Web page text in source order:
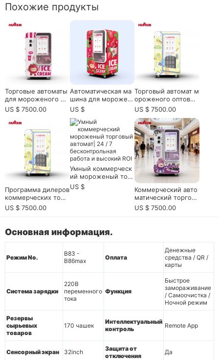
Похожие продукты
Торговые автоматы
для мороженого дл
я европейских опер
аторов и дистрибью
торов
US $ 7500.00
Автоматическая ма
шина для морожен
ого для коммерчес
кого бизнеса с высо
ким трафиком
US $
Торговый автомат м
ороженого оптовой
продажи для оптов
ых покупателей и о
ператоров мягкого
сервиса на несколь
ких площадках
US $ 7500.00
Программа дилеров
коммерческих торг
овых автоматов мо
роженого для евро
торов оборудовани
я, торговых компан
ий и местных партн
еров по обслужива
нию
US $ 7500.00
Умный коммерческ
ий мороженый торг
овый автомат| 24 /
7 бесконтрольная р
US $
Коммерческий авто
матический торгов
ый автомат мороже
ного мягкого серви
US $ 7500.00
Основная информация.
Режим No.
B83 -
B86max
Оплата
Денежные
средства / QR /
карты
Система зарядки
220В
переменного
тока
Функция
Быстрое
замораживание
/ Самоочистка /
Ночной режим
Резервы
сырьевых
товаров
170 чашек
Интеллектуальный
контроль
Remote App
Сенсорный экран 32inch
Защита от
отключения
Да